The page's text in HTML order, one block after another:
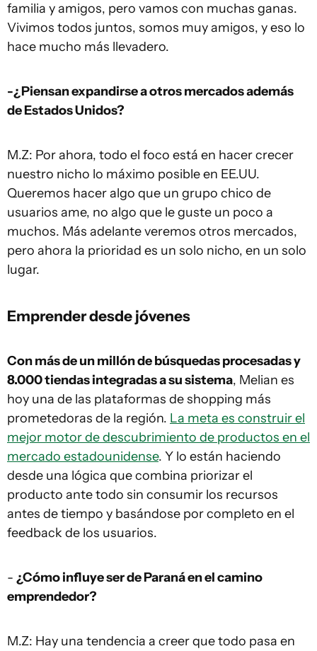
familia y amigos, pero vamos con muchas ganas.
Vivimos todos juntos, somos muy amigos, y eso lo
hace mucho más llevadero.
-¿Piensan expandirse a otros mercados además
de Estados Unidos?
M.Z: Por ahora, todo el foco está en hacer crecer
nuestro nicho lo máximo posible en EE.UU.
Queremos hacer algo que un grupo chico de
usuarios ame, no algo que le guste un poco a
muchos. Más adelante veremos otros mercados,
pero ahora la prioridad es un solo nicho, en un solo
lugar.
Emprender desde jóvenes
Con más de un millón de búsquedas procesadas y
8.000 tiendas integradas a su sistema, Melian es
hoy una de las plataformas de shopping más
prometedoras de la región. La meta es construir el
mejor motor de descubrimiento de productos en el
mercado estadounidense. Y lo están haciendo
desde una lógica que combina priorizar el
producto ante todo sin consumir los recursos
antes de tiempo y basándose por completo en el
feedback de los usuarios.
- ¿Cómo influye ser de Paraná en el camino
emprendedor?
M.Z: Hay una tendencia a creer que todo pasa en